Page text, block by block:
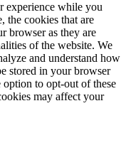
experience while you
the cookies that are
browser as they are
of the website. We
and understand how
stored in your browser
to opt-out of these
may affect your